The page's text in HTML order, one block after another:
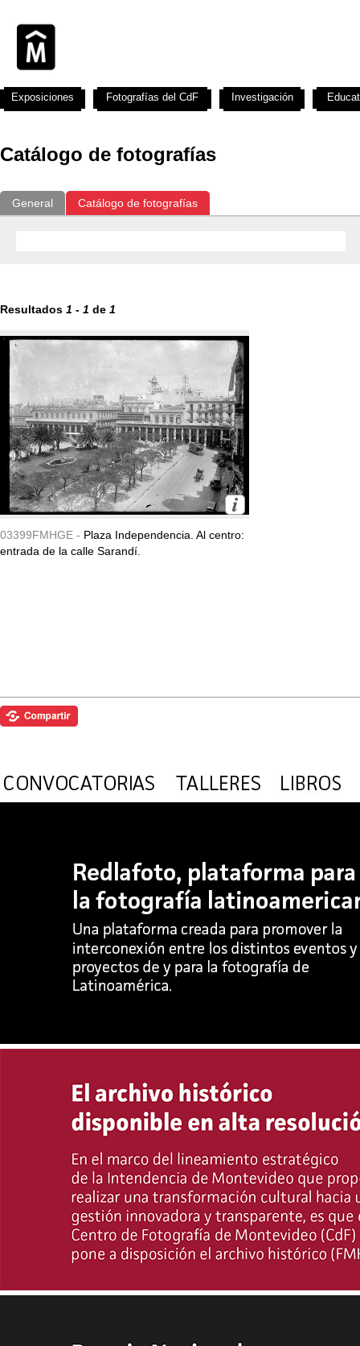
Catálogo de fotografías
General Catálogo de fotografías
Resultados 1 - 1 de 1
03399FMHGE - Plaza Independencia. Al centro:
entrada de la calle Sarandí.
Exposiciones Fotografías del CdF Investigación